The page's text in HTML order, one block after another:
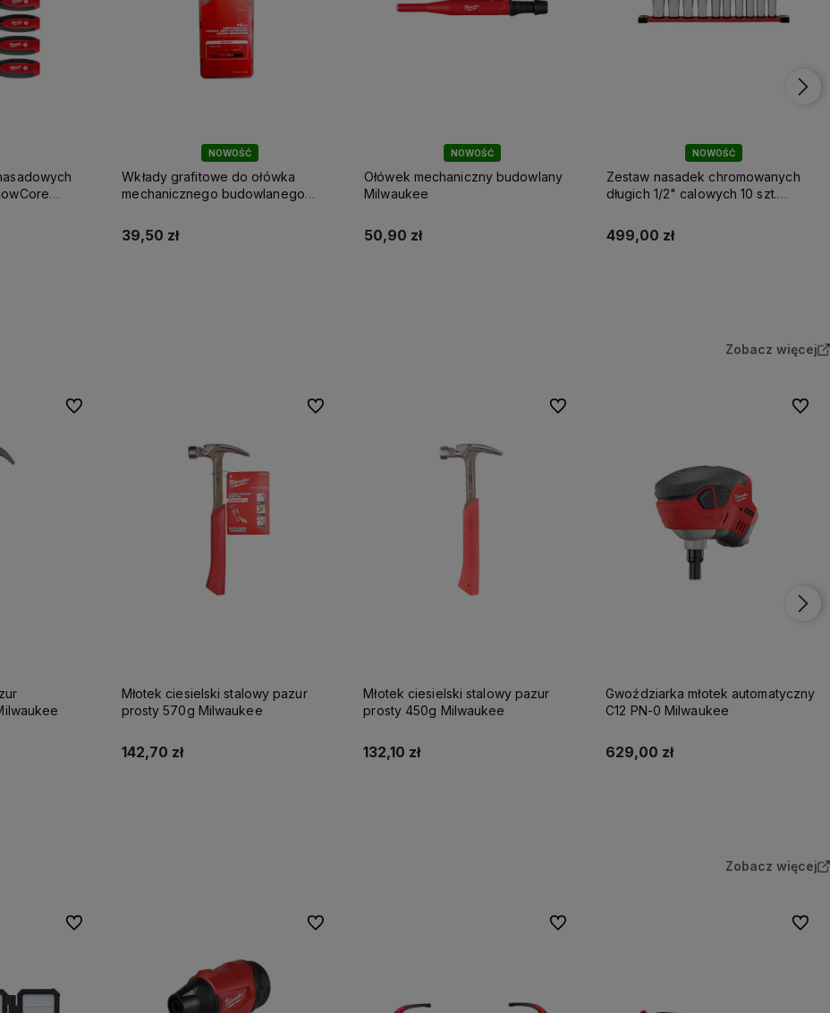
NOWOŚĆ
Wkłady grafitowe do ołówka
mechanicznego budowlanego
39,50 zł
NOWOŚĆ
Ołówek mechaniczny budowlany
Milwaukee
50,90 zł
NOWOŚĆ
Zestaw nasadek chromowanych
długich 1/2" calowych 10 szt.
499,00 zł
Zobacz więcej
Do ulubionych
Młotek ciesielski stalowy pazur
prosty 570g Milwaukee
142,70 zł
Do ulubionych
Młotek ciesielski stalowy pazur
prosty 450g Milwaukee
132,10 zł
Do ulubionych
Gwoździarka młotek automatyczny
C12 PN-0 Milwaukee
629,00 zł
Do
Zobacz więcej
Do ulubionych Do ulubionych Do ulubionych Do